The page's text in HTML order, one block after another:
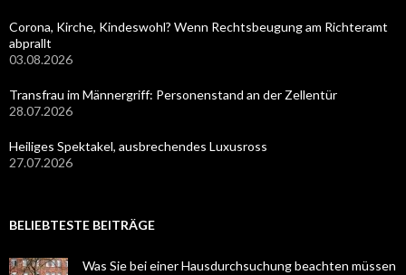
Corona, Kirche, Kindeswohl? Wenn Rechtsbeugung am Richteramt
abprallt
03.08.2026
Transfrau im Männergriff: Personenstand an der Zellentür
28.07.2026
Heiliges Spektakel, ausbrechendes Luxusross
27.07.2026
BELIEBTESTE BEITRÄGE
Was Sie bei einer Hausdurchsuchung beachten müssen